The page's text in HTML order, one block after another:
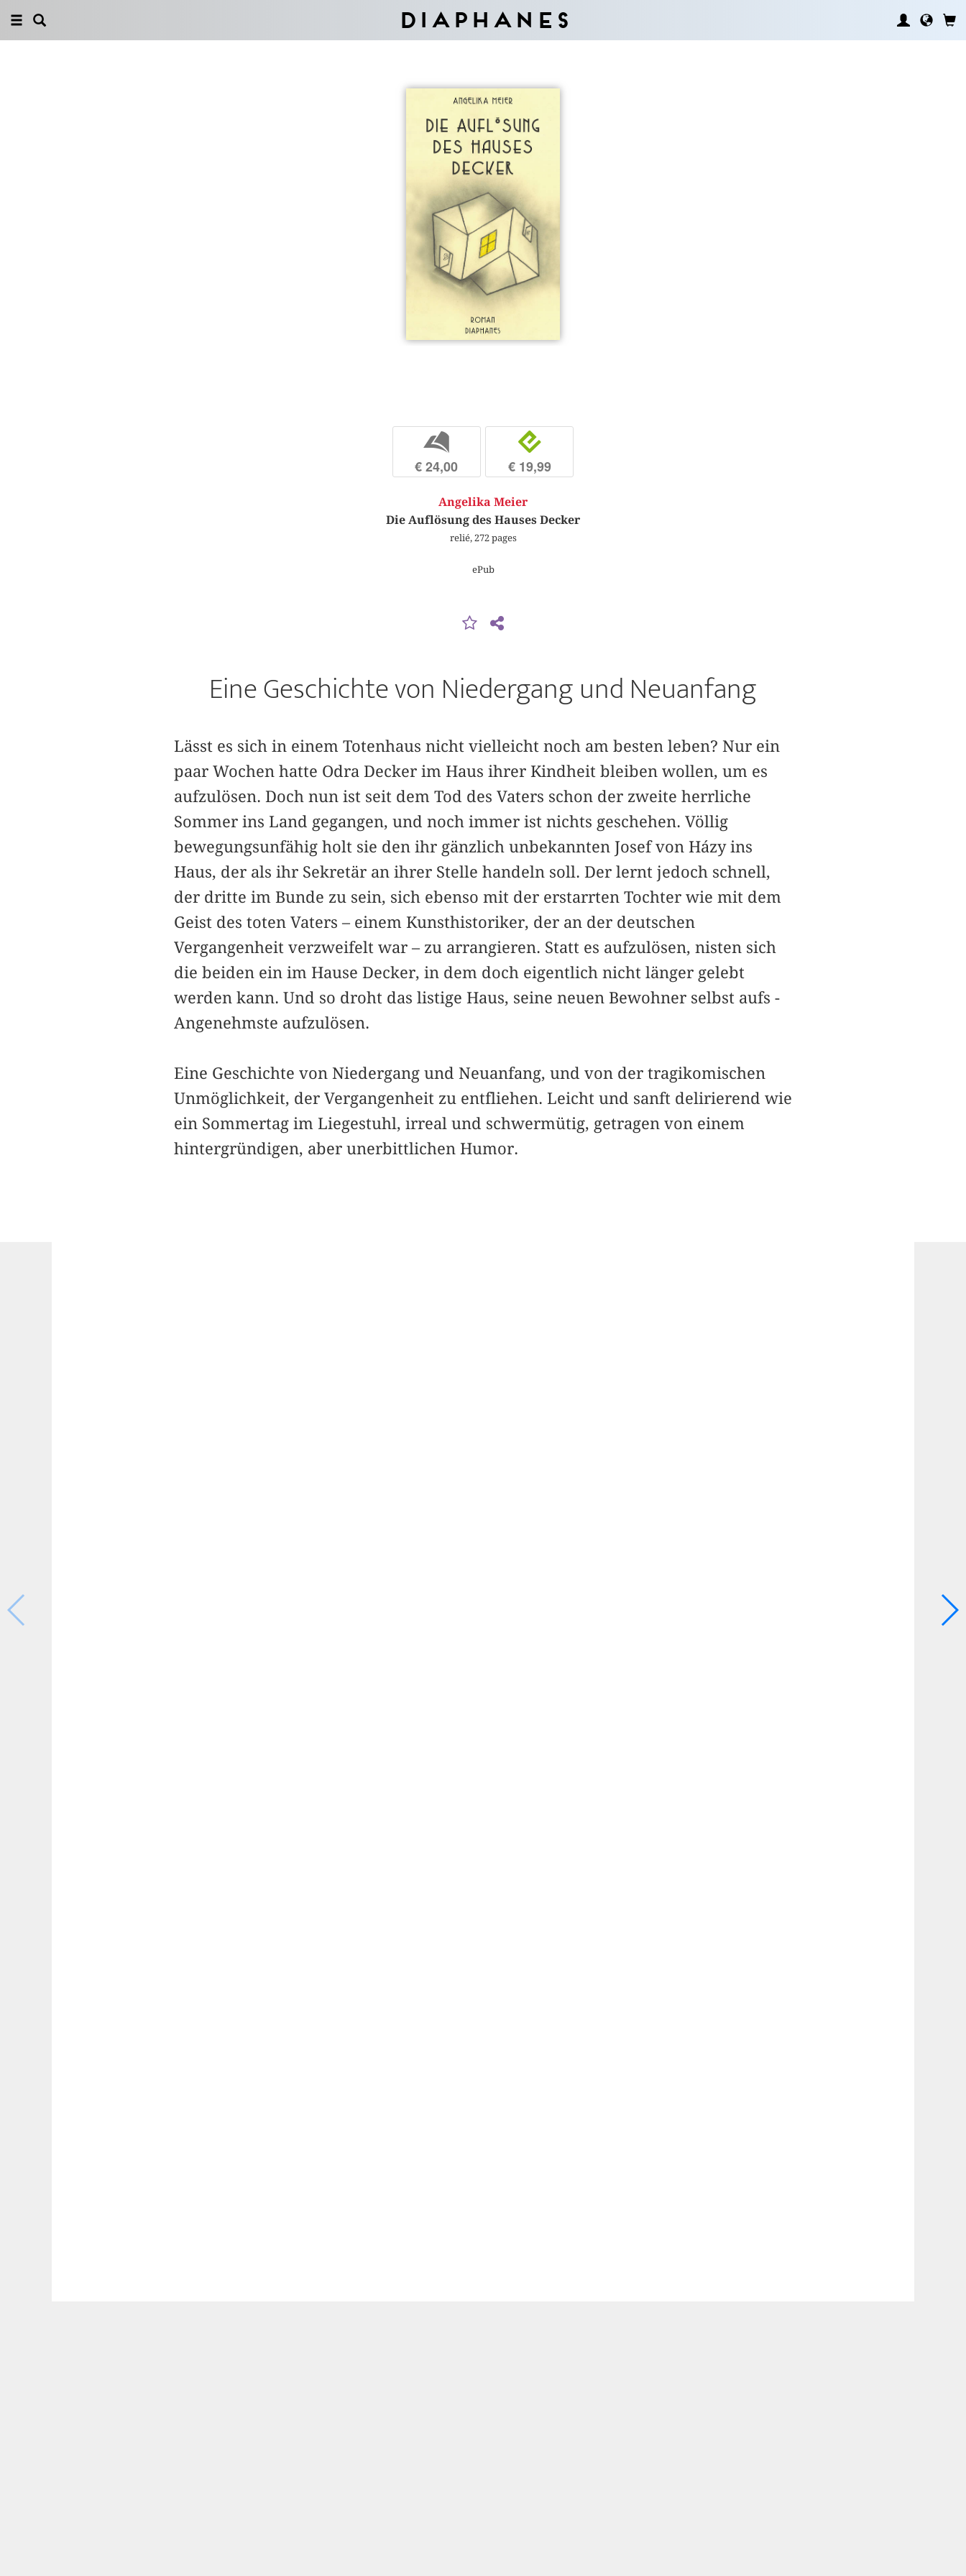
Diaphanes
b
€ 24,00
e
€ 19,99
Angelika Meier
Die Auflösung des Hauses Decker
relié, 272 pages
ePub
Eine Geschichte von Niedergang und Neuanfang
Lässt es sich in einem Totenhaus nicht vielleicht noch am besten leben? Nur ein
paar Wochen hatte Odra Decker im Haus ihrer Kindheit bleiben wollen, um es
aufzulösen. Doch nun ist seit dem Tod des Vaters schon der zweite herrliche
Sommer ins Land gegangen, und noch immer ist nichts geschehen. Völlig
bewegungsunfähig holt sie den ihr gänzlich unbekannten Josef von Házy ins
Haus, der als ihr Sekretär an ihrer Stelle handeln soll. Der lernt jedoch schnell,
der dritte im Bunde zu sein, sich ebenso mit der erstarrten Tochter wie mit dem
Geist des toten Vaters – einem Kunsthistoriker, der an der deutschen
Vergangenheit verzweifelt war – zu arrangieren. Statt es aufzulösen, nisten sich
die beiden ein im Hause Decker, in dem doch eigentlich nicht ­länger gelebt
werden kann. Und so droht das listige Haus, seine neuen Bewohner selbst aufs ­
Angenehmste aufzulösen.
Eine Geschichte von Niedergang und Neuanfang, und von der tragikomischen
Un­mög­lichkeit, der Vergangenheit zu entfliehen. Leicht und sanft delirierend wie
ein Sommertag im Liegestuhl, irreal und schwermütig, getragen von einem
hintergründigen, aber unerbittlichen Humor.